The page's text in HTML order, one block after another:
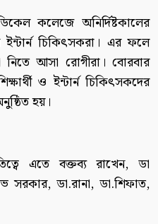
কলেজে অনির্দিষ্টকালের
চিকিৎসকরা। এর ফলে
নিতে আসা রোগীরা। বোরবার
ও ইন্টার্ন চিকিৎসকদের
হয়।
এতে বক্তব্য রাখেন, ডা
সরকার, ডা.রানা, ডা.শিফাত,